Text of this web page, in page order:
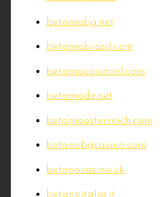
betamobg.net
betamobrasil.com
betamocasinonl.com
betamode.net
betamoosterreich.com
betanobgcasino.com
betanocasino.uk
betanoitalia.it